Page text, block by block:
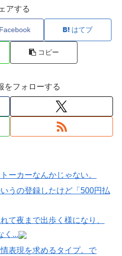
アする
Facebook はてブ
コピー
をフォローする
ーカーなんかじゃない。
うの登録したけど「500円払
て夜まで出歩く様になり、
く...
表現を求めるタイプ。で